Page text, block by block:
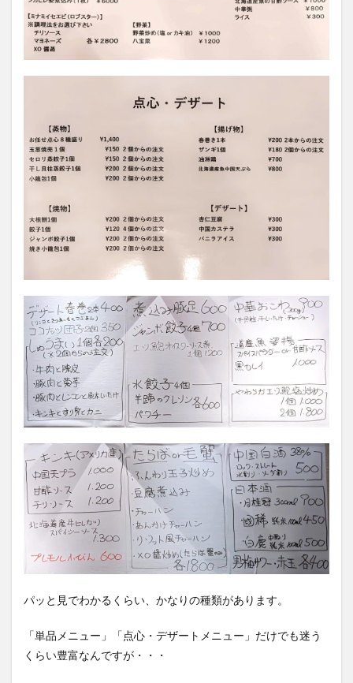
パッと見でわかるくらい、かなりの種類があります。
「単品メニュー」「点心・デザートメニュー」だけでも迷う
くらい豊富なんですが・・・